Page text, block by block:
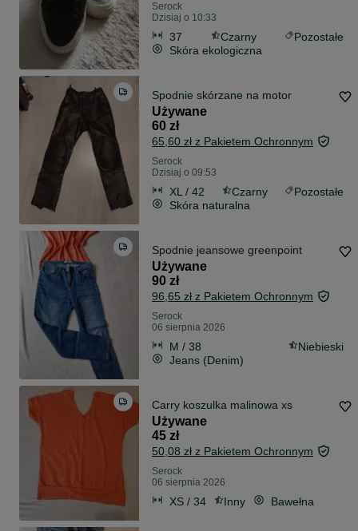
Serock
Dzisiaj o 10:33
37 Czarny
Pozostałe
Skóra ekologiczna
Spodnie skórzane na motor
Używane
60 zł
65,60 zł z Pakietem Ochronnym
Serock
Dzisiaj o 09:53
XL / 42 Czarny
Pozostałe
Skóra naturalna
Spodnie jeansowe greenpoint
Używane
90 zł
96,65 zł z Pakietem Ochronnym
Serock
06 sierpnia 2026
M / 38
Niebieski
Jeans (Denim)
Carry koszulka malinowa xs
Używane
45 zł
50,08 zł z Pakietem Ochronnym
Serock
06 sierpnia 2026
XS / 34 Inny Bawełna